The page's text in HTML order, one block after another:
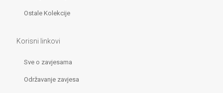
Ostale Kolekcije
Korisni linkovi
Sve o zavjesama
Održavanje zavjesa